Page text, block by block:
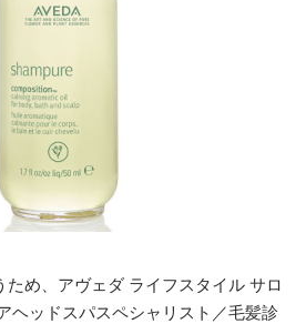
ため、アヴェダ ライフスタイル サロ
ヘッドスパスペシャリスト／毛髪診